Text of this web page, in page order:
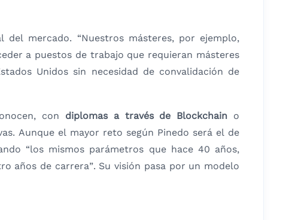
mercado. “Nuestros másteres, por ejemplo,
a puestos de trabajo que requieran másteres
Unidos sin necesidad de convalidación de
con diplomas a través de Blockchain o
Aunque el mayor reto según Pinedo será el de
“los mismos parámetros que hace 40 años,
años de carrera”. Su visión pasa por un modelo